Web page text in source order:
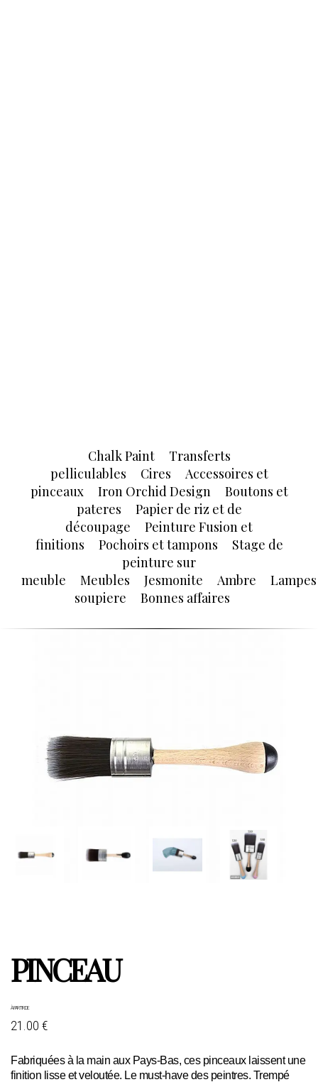
Chalk Paint
Transferts
pelliculables
Cires
Accessoires et
pinceaux
Iron Orchid Design
Boutons et
pateres
Papier de riz et de
découpage
Peinture Fusion et
finitions
Pochoirs et tampons
Stage de
peinture sur
meuble
Meubles Jesmonite Ambre
Lampes
soupiere
Bonnes affaires
PINCEAU
À PARTIR DE
21.00 €
Fabriquées à la main aux Pays-Bas, ces pinceaux laissent une
finition lisse et veloutée. Le must-have des peintres. Trempé